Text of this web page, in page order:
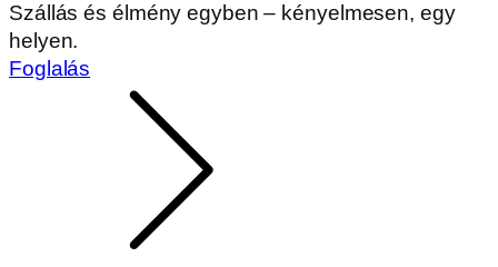
Szállás és élmény egyben – kényelmesen, egy
helyen.
Foglalás